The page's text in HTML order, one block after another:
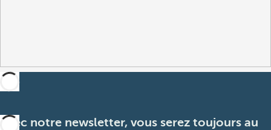
Avec notre newsletter, vous serez toujours au